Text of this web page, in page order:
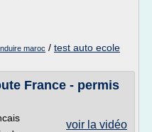
maroc / test auto ecole
France - permis
voir la vidéo